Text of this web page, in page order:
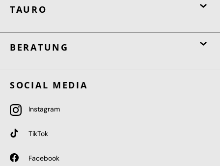
TAURO
BERATUNG
SOCIAL MEDIA
Instagram
TikTok
Facebook